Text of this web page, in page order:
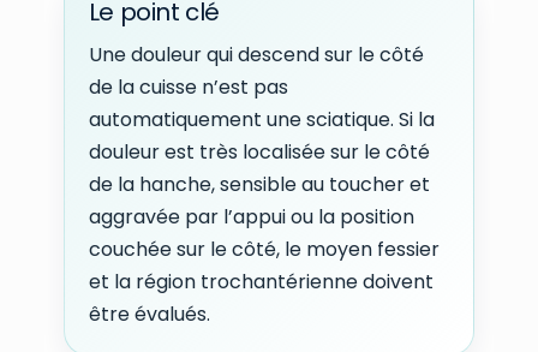
Le point clé
Une douleur qui descend sur le côté
de la cuisse n’est pas
automatiquement une sciatique. Si la
douleur est très localisée sur le côté
de la hanche, sensible au toucher et
aggravée par l’appui ou la position
couchée sur le côté, le moyen fessier
et la région trochantérienne doivent
être évalués.